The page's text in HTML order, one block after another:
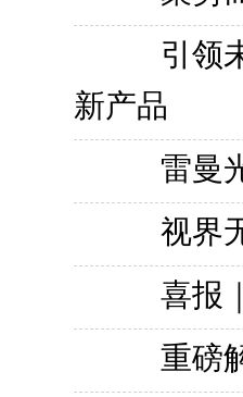
引领
新产品
雷曼
视界
喜报
重磅